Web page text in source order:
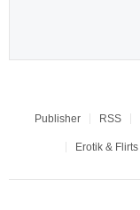
Publisher RSS
Erotik & Flirts